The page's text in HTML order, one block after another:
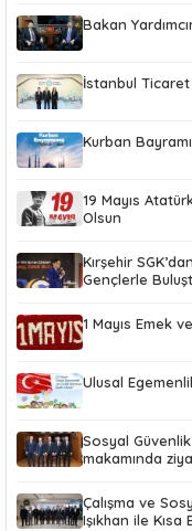
Bakan
İstanbul Ticaret
Kurban
19 Mayıs
Olsun
Kırşehir
Gençlerle
1 Mayıs Emek
Ulusal
Sosyal Güvenlik
makamında
Çalışma ve
Işıkhan ile